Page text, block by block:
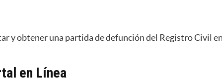
y obtener una partida de defunción del Registro Civil
en Línea